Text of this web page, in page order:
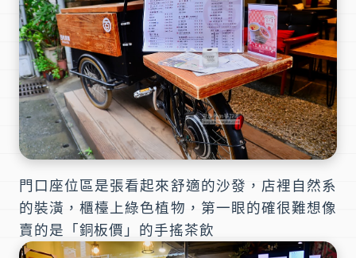
門口座位區是張看起來舒適的沙發，店裡自然系
的裝潢，櫃檯上綠色植物，第一眼的確很難想像
賣的是「銅板價」的手搖茶飲